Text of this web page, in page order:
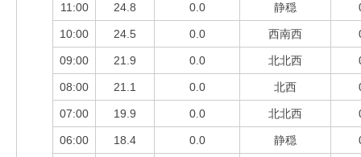
11:00 24.8 0.0 静穏
10:00 24.5 0.0 西南西
09:00 21.9 0.0 北北西
08:00 21.1 0.0 北西
07:00 19.9 0.0 北北西
06:00 18.4 0.0 静穏